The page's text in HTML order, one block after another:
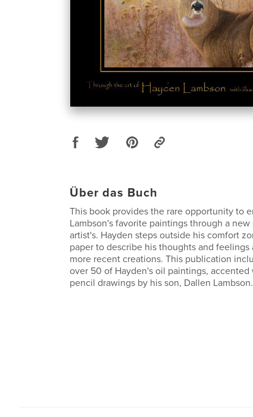
Über das Buch
This book provides the rare opportunity to
Lambson's favorite paintings through a
artist's. Hayden steps outside his comfort
paper to describe his thoughts and feelings
more recent creations. This publication
over 50 of Hayden's oil paintings,
pencil drawings by his son, Dallen Lambson.